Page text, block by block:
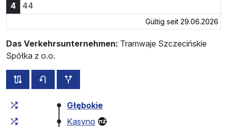
4 44
Gültig seit 29.06.2026
Das Verkehrsunternehmen: Tramwaje Szczecińskie
Spółka z o.o.
alle Strecken dieser Linie
Fahrplan für die Gegenrichtung
Fahrtzeit zunehmend Fahrtzeit zwischen den
Głębokie
Kasyno